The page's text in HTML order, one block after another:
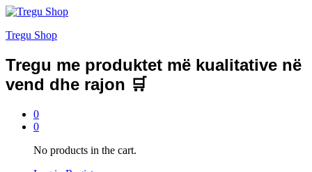
Tregu Shop
Tregu me produktet më kualitative në
vend dhe rajon 🛒
0
0
No products in the cart.